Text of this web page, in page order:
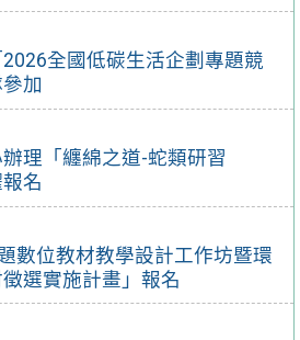
全國低碳生活企劃專題競
加
理「纏綿之道-蛇類研習
名
數位教材教學設計工作坊暨環
選實施計畫」報名